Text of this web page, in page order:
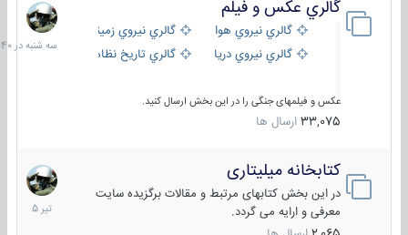
گالري عكس و فيلم
گالري نيروي هوايي
گالري نيروي زميني
گالري نيروي دريايي
گالري تاریخ نظامی
عکس و فیلمهای جنگی را در این بخش ارسال کنید.
33,075 ارسال ها
سه
شنبه
در
کتابخانه میلیتاری
در این بخش کتابهای مرتبط و مقالات برگزیده سایت
معرفی و ارایه می گردد.
16
تیر
1405